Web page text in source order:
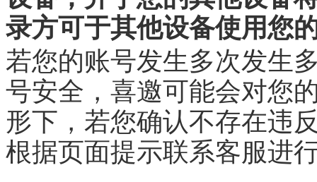
录方可于其他设备使用您
若您的账号发生多次发生
号安全，喜邀可能会对您
形下，若您确认不存在违
根据页面提示联系客服进